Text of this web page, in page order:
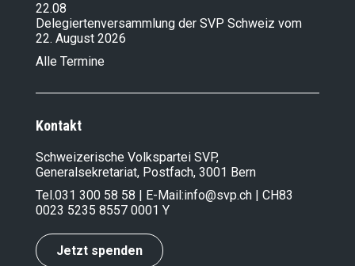
22.08
Delegiertenversammlung der SVP Schweiz vom
22. August 2026
Alle Termine
Kontakt
Schweizerische Volkspartei SVP,
Generalsekretariat, Postfach, 3001 Bern
Tel.031 300 58 58 | E-Mail:info@svp.ch | CH83
0023 5235 8557 0001 Y
Jetzt spenden